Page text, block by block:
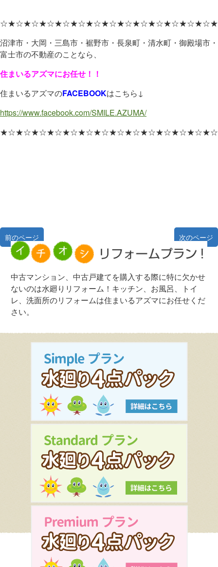
沼津市・大岡・三島市・裾野市・長泉町・清水町・御殿場市・
富士市の不動産のことなら、
住まいるアズマにお任せ！！
住まいるアズマのFACEBOOKはこちら↓
https://www.facebook.com/SMILE.AZUMA/
前のページ 次のページ
中古マンション、中古戸建てを購入する際に特に欠かせ
ないのは水廻りリフォーム！キッチン、お風呂、トイ
レ、洗面所のリフォームは住まいるアズマにお任せくだ
さい。